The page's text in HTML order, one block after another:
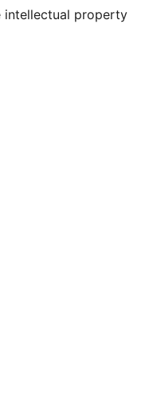
intellectual property